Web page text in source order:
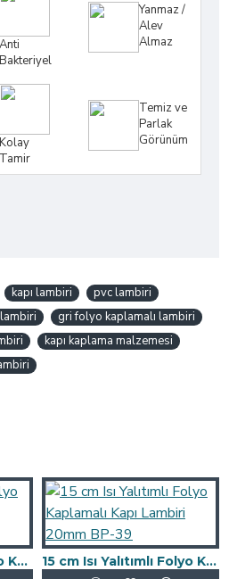
Anti
Bakteriyel
Yanmaz /
Alev
Almaz
Kolay
Tamir
Temiz ve
Parlak
Görünüm
kapı lambiri
pvc lambiri
lambiri
gri folyo kaplamalı lambiri
kapı kaplama malzemesi
10cm Isı Yalıtımlı Folyo Kaplamalı Kapı Lambiri 20mm BP-37 15 cm Isı Yalıtımlı Folyo Kaplamalı Kapı Lambiri 20mm BP-39